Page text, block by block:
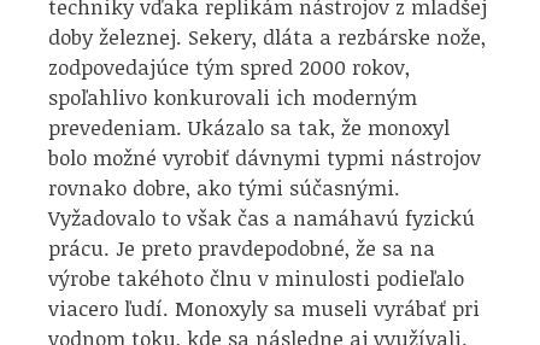
techniky vďaka replikám nástrojov z mladšej
doby železnej. Sekery, dláta a rezbárske nože,
zodpovedajúce tým spred 2000 rokov,
spoľahlivo konkurovali ich moderným
prevedeniam. Ukázalo sa tak, že monoxyl
bolo možné vyrobiť dávnymi typmi nástrojov
rovnako dobre, ako tými súčasnými.
Vyžadovalo to však čas a namáhavú fyzickú
prácu. Je preto pravdepodobné, že sa na
výrobe takéhoto člnu v minulosti podieľalo
viacero ľudí. Monoxyly sa museli vyrábať pri
vodnom toku, kde sa následne aj využívali.